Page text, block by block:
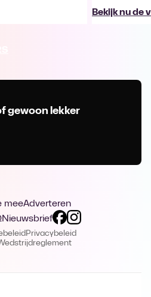
Bekijk nu de
gewoon lekker
meeAdverteren
Nieuwsbrief
Privacybeleid